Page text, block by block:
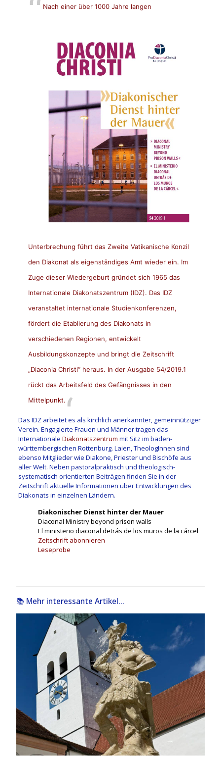
Nach einer über 1000 Jahre langen
Unterbrechung führt das Zweite Vatikanische Konzil
den Diakonat als eigenständiges Amt wieder ein. Im
Zuge dieser Wiedergeburt gründet sich 1965 das
Internationale Diakonatszentrum(IDZ). Das IDZ
veranstaltet internationale Studienkonferenzen,
fördert die Etablierung des Diakonats in
verschiedenen Regionen, entwickelt
Ausbildungskonzepte und bringt die Zeitschrift
„Diaconia Christi“ heraus. In der Ausgabe 54/2019.1
rückt das Arbeitsfeld des Gefängnisses in den
Mittelpunkt.
Das IDZ arbeitet es als kirchlich anerkannter, gemeinnütziger
Verein. Engagierte Frauen und Männer tragen das
Internationale Diakonatszentrum mit Sitz im baden-
württembergischen Rottenburg. Laien, TheologInnen sind
ebenso Mitglieder wie Diakone, Priester und Bischöfe aus
aller Welt. Neben pastoralpraktisch und theologisch-
systematisch orientierten Beiträgen finden Sie in der
Zeitschrift aktuelle Informationen über Entwicklungen des
Diakonats in einzelnen Ländern.
Diakonischer Dienst hinter der Mauer
Diaconal Ministry beyond prison walls
El ministerio diaconal detrás de los muros de la cárcel
Zeitschrift abonnieren
Leseprobe
📚 Mehr interessante Artikel...